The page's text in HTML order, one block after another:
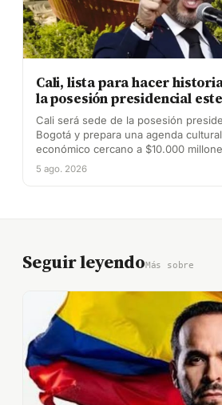
Cali, lista para hacer
la posesión presidencial
Cali será sede de la posesión
Bogotá y prepara una agenda
económico cercano a $10.000
5 ago. 2026
Seguir leyendoMás sobre